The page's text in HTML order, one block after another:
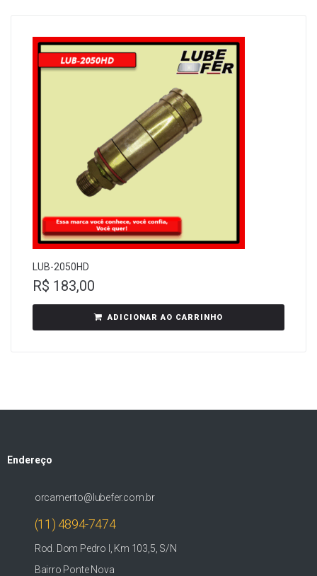
LUB-2050HD
R$ 183,00
ADICIONAR AO CARRINHO
Endereço
orcamento@lubefer.com.br
(11) 4894-7474
Rod. Dom Pedro I, Km 103,5, S/N
Bairro Ponte Nova